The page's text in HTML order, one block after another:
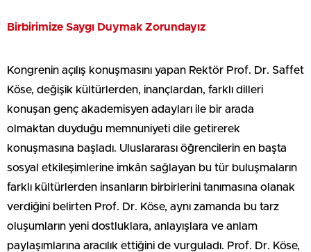
Birbirimize Saygı Duymak Zorundayız
Kongrenin açılış konuşmasını yapan Rektör Prof. Dr. Saffet
Köse, değişik kültürlerden, inançlardan, farklı dilleri
konuşan genç akademisyen adayları ile bir arada
olmaktan duyduğu memnuniyeti dile getirerek
konuşmasına başladı. Uluslararası öğrencilerin en başta
sosyal etkileşimlerine imkân sağlayan bu tür buluşmaların
farklı kültürlerden insanların birbirlerini tanımasına olanak
verdiğini belirten Prof. Dr. Köse, aynı zamanda bu tarz
oluşumların yeni dostluklara, anlayışlara ve anlam
paylaşımlarına aracılık ettiğini de vurguladı. Prof. Dr. Köse,